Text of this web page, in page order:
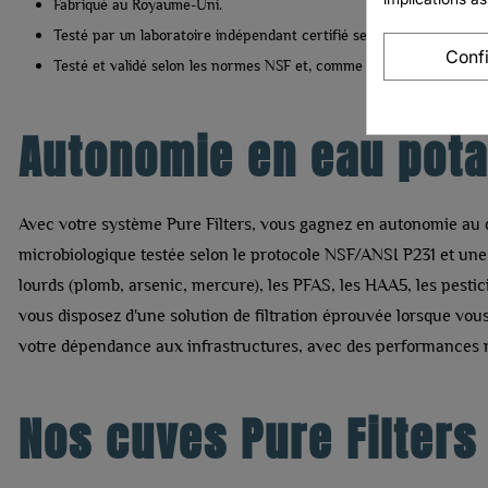
Fabriqué au Royaume-Uni.
Testé par un laboratoire indépendant certifié selon les normes
Testé et validé selon les normes NSF et, comme illustré dansnos
Autonomie en eau
Avec votre système Pure Filters, vous gagnez en autonomie
microbiologique testée selon le protocole NSF/ANSI P231 et
lourds (plomb, arsenic, mercure), les PFAS, les HAA5, les
vous disposez d'une solution de filtration éprouvée lorsque
votre dépendance aux infrastructures, avec des performances
Nos cuves Pure